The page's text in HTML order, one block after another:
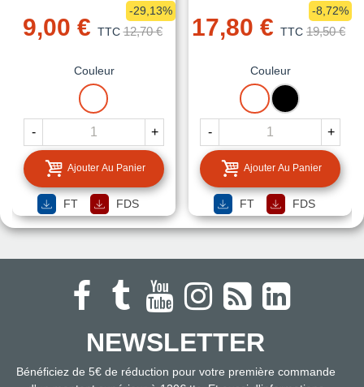
9,00 € TTC 12,70 €
-29,13%
Couleur
BLANC
- +
Ajouter Au Panier
FT FDS
17,80 € TTC 19,50 €
-8,72%
Couleur
BLANC NOIR
- +
Ajouter Au Panier
FT FDS
NEWSLETTER
Bénéficiez de 5€ de réduction pour votre première commande